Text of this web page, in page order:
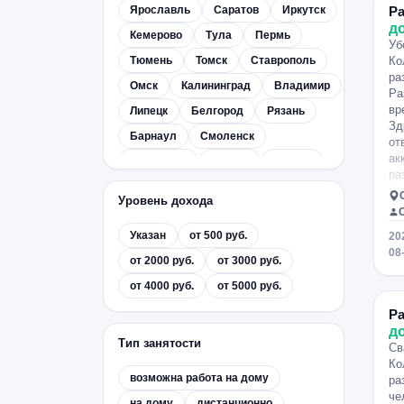
Ярославль
Саратов
Иркутск
Кемерово
Тула
Пермь
Тюмень
Томск
Ставрополь
Омск
Калининград
Владимир
Липецк
Белгород
Рязань
Барнаул
Смоленск
Вологда
Чувашия
Киров
Курск
Приморский край
Ханты-Мансийский АО
Архангельск
Карелия
Тольятти
Астрахань
Псков
Кострома
Мурманск
Южно-Сахалинск
Уровень дохода
Указан
от 500 руб.
от 2000 руб.
от 3000 руб.
от 4000 руб.
от 5000 руб.
Тип занятости
возможна работа на дому
и